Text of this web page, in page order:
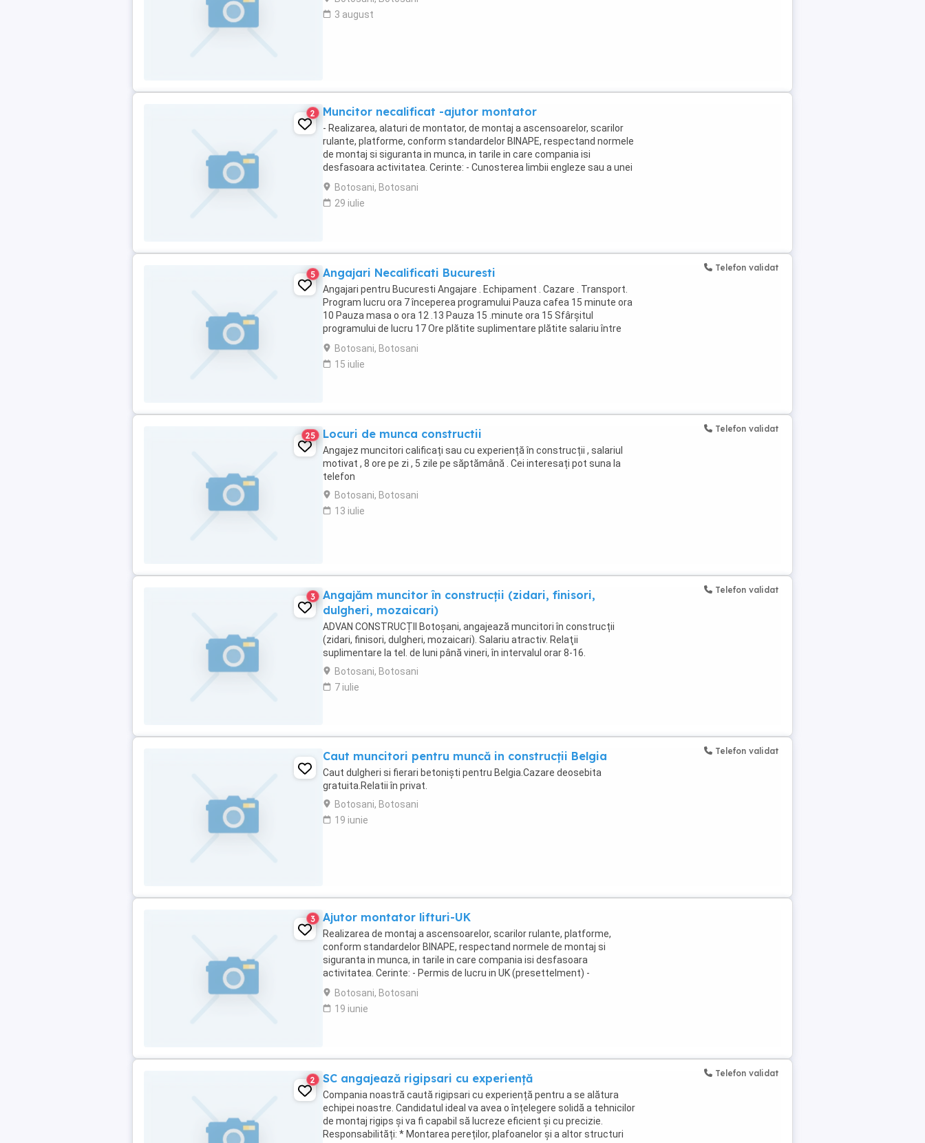
3 august
2 Muncitor necalificat -ajutor montator
- Realizarea, alaturi de montator, de montaj a ascensoarelor, scarilor
rulante, platforme, conform standardelor BINAPE, respectand normele
de montaj si siguranta in munca, in tarile in care compania isi
desfasoara activitatea. Cerinte: - Cunosterea limbii engleze sau a unei
alte limbi straine reprezinta ...
Botosani, Botosani
29 iulie
5 Angajari Necalificati Bucuresti
Angajari pentru Bucuresti Angajare . Echipament . Cazare . Transport.
Program lucru ora 7 începerea programului Pauza cafea 15 minute ora
10 Pauza masa o ora 12 .13 Pauza 15 .minute ora 15 Sfârșitul
programului de lucru 17 Ore plătite suplimentare plătite salariu între
4000 si 4500 sau plus variază ...
Botosani, Botosani
15 iulie
Telefon validat
25 Locuri de munca constructii
Angajez muncitori calificați sau cu experiență în construcții , salariul
motivat , 8 ore pe zi , 5 zile pe săptămână . Cei interesați pot suna la
telefon
Botosani, Botosani
13 iulie
Telefon validat
3
Angajăm muncitor în construcții (zidari, finisori,
dulgheri, mozaicari)
ADVAN CONSTRUCȚII Botoșani, angajează muncitori în construcții
(zidari, finisori, dulgheri, mozaicari). Salariu atractiv. Relaţii
suplimentare la tel. de luni până vineri, în intervalul orar 8-16.
Botosani, Botosani
7 iulie
Telefon validat
Caut muncitori pentru muncă in construcții Belgia
Caut dulgheri si fierari betoniști pentru Belgia.Cazare deosebita
gratuita.Relatii în privat.
Botosani, Botosani
19 iunie
Telefon validat
3 Ajutor montator lifturi-UK
Realizarea de montaj a ascensoarelor, scarilor rulante, platforme,
conform standardelor BINAPE, respectand normele de montaj si
siguranta in munca, in tarile in care compania isi desfasoara
activitatea. Cerinte: - Permis de lucru in UK (presettelment) -
Cunosterea limbii engleze sau a unei alte limbi ...
Botosani, Botosani
19 iunie
2 SC angajează rigipsari cu experiență
Compania noastră caută rigipsari cu experiență pentru a se alătura
echipei noastre. Candidatul ideal va avea o înțelegere solidă a tehnicilor
de montaj rigips și va fi capabil să lucreze eficient și cu precizie.
Responsabilități: * Montarea pereților, plafoanelor și a altor structuri
Telefon validat